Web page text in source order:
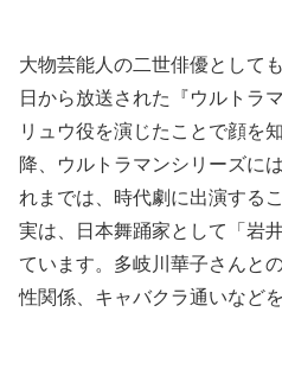
大物芸能人の二世俳優として
日から放送された『ウルトラ
リュウ役を演じたことで顔を
降、ウルトラマンシリーズに
れまでは、時代劇に出演する
実は、日本舞踊家として「岩
ています。 多岐川華子さんと
性関係、キャバクラ通いなど